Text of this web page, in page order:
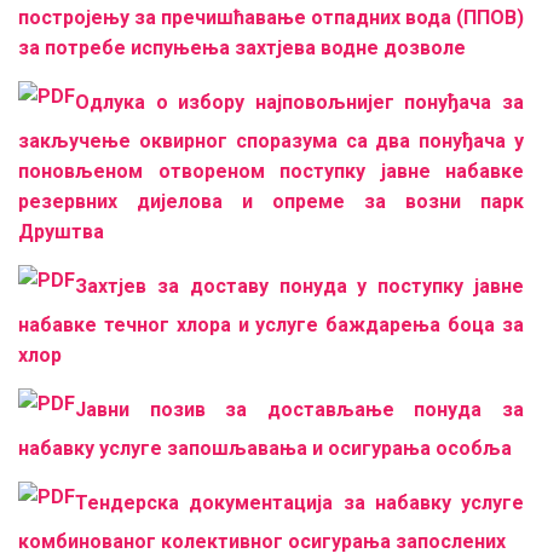
постројењу за пречишћавање отпадних вода (ППОВ)
за потребе испуњења захтјева водне дозволе
Одлука о избору најповољнијег понуђача за
закључење оквирног споразума са два понуђача у
поновљеном отвореном поступку јавне набавке
резервних дијелова и опреме за возни парк
Друштва
Захтјев за доставу понуда у поступку јавне
набавке течног хлора и услуге баждарења боца за
хлор
Јавни позив за достављање понуда за
набавку услуге запошљавања и осигурања особља
Тендерска документација за набавку услуге
комбинованог колективног осигурања запослених